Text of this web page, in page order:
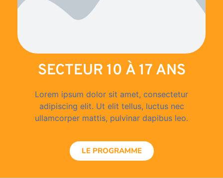
SECTEUR 10 À 17 ANS
Lorem ipsum dolor sit amet, consectetur
adipiscing elit. Ut elit tellus, luctus nec
ullamcorper mattis, pulvinar dapibus leo.
LE PROGRAMME